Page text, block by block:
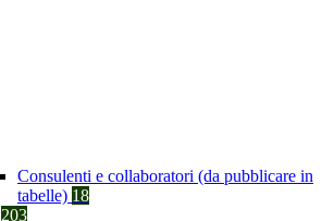
Consulenti e collaboratori (da pubblicare in
tabelle) 18
203